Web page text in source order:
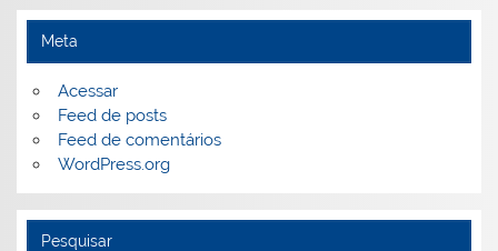
Meta
Acessar
Feed de posts
Feed de comentários
WordPress.org
Pesquisar